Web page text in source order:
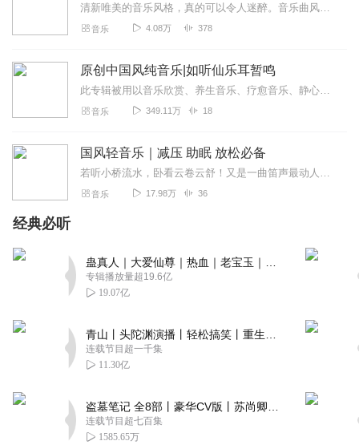
清新唯美的音乐风格，真的可以令人迷醉。音乐曲风感性多情，动人契心；惬意悠闲，扣人心弦……所有收录的乐曲为最受欢迎的中国风纯音乐，其中既有民间乐器自然古朴的原音与...
音乐 4.08万 378
原创中国风纯音乐|如听仙乐耳暂鸣
此专辑被用以音乐欣赏、养生音乐、疗愈音乐、静心音乐、书房音乐。中国音乐追求“清、静、淡、远”的意境，旋律优美的音乐能修身养性、让身...
音乐 349.11万 18
国风轻音乐｜减压 助眠 放松必备
若听小桥流水，卧看云卷云舒！又是一曲笛声最动人，别是那晚萧语绕我心！古琴一抚听万籁之声！感自然之力！奏响国乐之筝！在声音的峡谷里，灵感汲取！为你写一首动人的歌曲...
音乐 17.98万 36
经典必听
专辑播放量超19.6亿
19.07亿
连载节目超一千集
11.30亿
连载节目超七百集
1585.65万